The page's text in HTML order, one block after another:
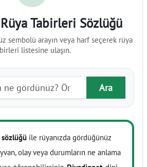
Tabirleri Sözlüğü
sembolü arayın veya harf seçerek rüya
listesine ulaşın.
Ara
ile rüyanızda gördüğünüz
olay veya durumların ne anlama